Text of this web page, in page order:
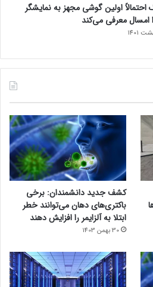
اولین گوشی مجهز به نمایشگر
امسال معرفی می‌کند
کشف جدید دانشمندان: برخی
باکتری‌های دهان می‌توانند خطر
ابتلا به آلزایمر را افزایش دهند
30 بهمن 1403